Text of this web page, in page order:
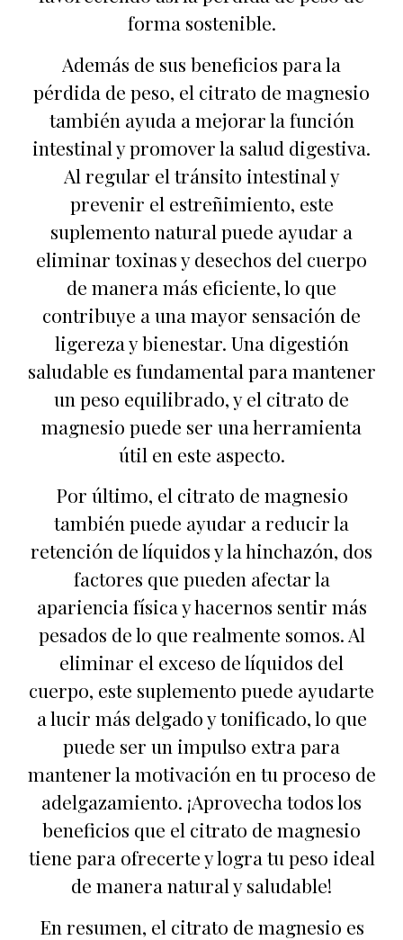
forma sostenible.
Además de sus beneficios para la
pérdida de peso, el citrato de magnesio
también ayuda a mejorar la función
intestinal y promover la salud digestiva.
Al regular el tránsito intestinal y
prevenir el estreñimiento, este
suplemento natural puede ayudar a
eliminar toxinas y desechos del cuerpo
de manera más eficiente, lo que
contribuye a una mayor sensación de
ligereza y bienestar. Una digestión
saludable es fundamental para mantener
un peso equilibrado, y el citrato de
magnesio puede ser una herramienta
útil en este aspecto.
Por último, el citrato de magnesio
también puede ayudar a reducir la
retención de líquidos y la hinchazón, dos
factores que pueden afectar la
apariencia física y hacernos sentir más
pesados de lo que realmente somos. Al
eliminar el exceso de líquidos del
cuerpo, este suplemento puede ayudarte
a lucir más delgado y tonificado, lo que
puede ser un impulso extra para
mantener la motivación en tu proceso de
adelgazamiento. ¡Aprovecha todos los
beneficios que el citrato de magnesio
tiene para ofrecerte y logra tu peso ideal
de manera natural y saludable!
En resumen, el citrato de magnesio es